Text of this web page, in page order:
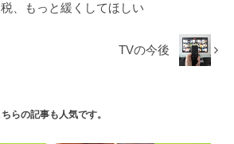
、もっと緩くしてほしい
TVの今後
ちらの記事も人気です。